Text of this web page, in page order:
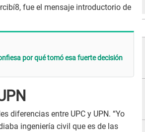
fue el mensaje introductorio de
por qué tomó esa fuerte decisión
diferencias entre UPC y UPN. “Yo
ingeniería civil que es de las